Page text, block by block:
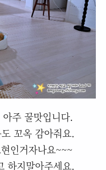
주 꿀맛입니다.
꼬옥 감아줘요.
인거자나요~~~
하지말아주세요.